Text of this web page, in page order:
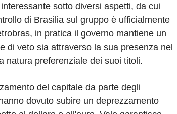
sotto diversi aspetti, da cui
di Brasilia sul gruppo è ufficialmente
in pratica il governo mantiene un
di veto sia attraverso la sua presenza nel
natura preferenziale dei suoi titoli.
del capitale da parte degli
dovuto subire un deprezzamento